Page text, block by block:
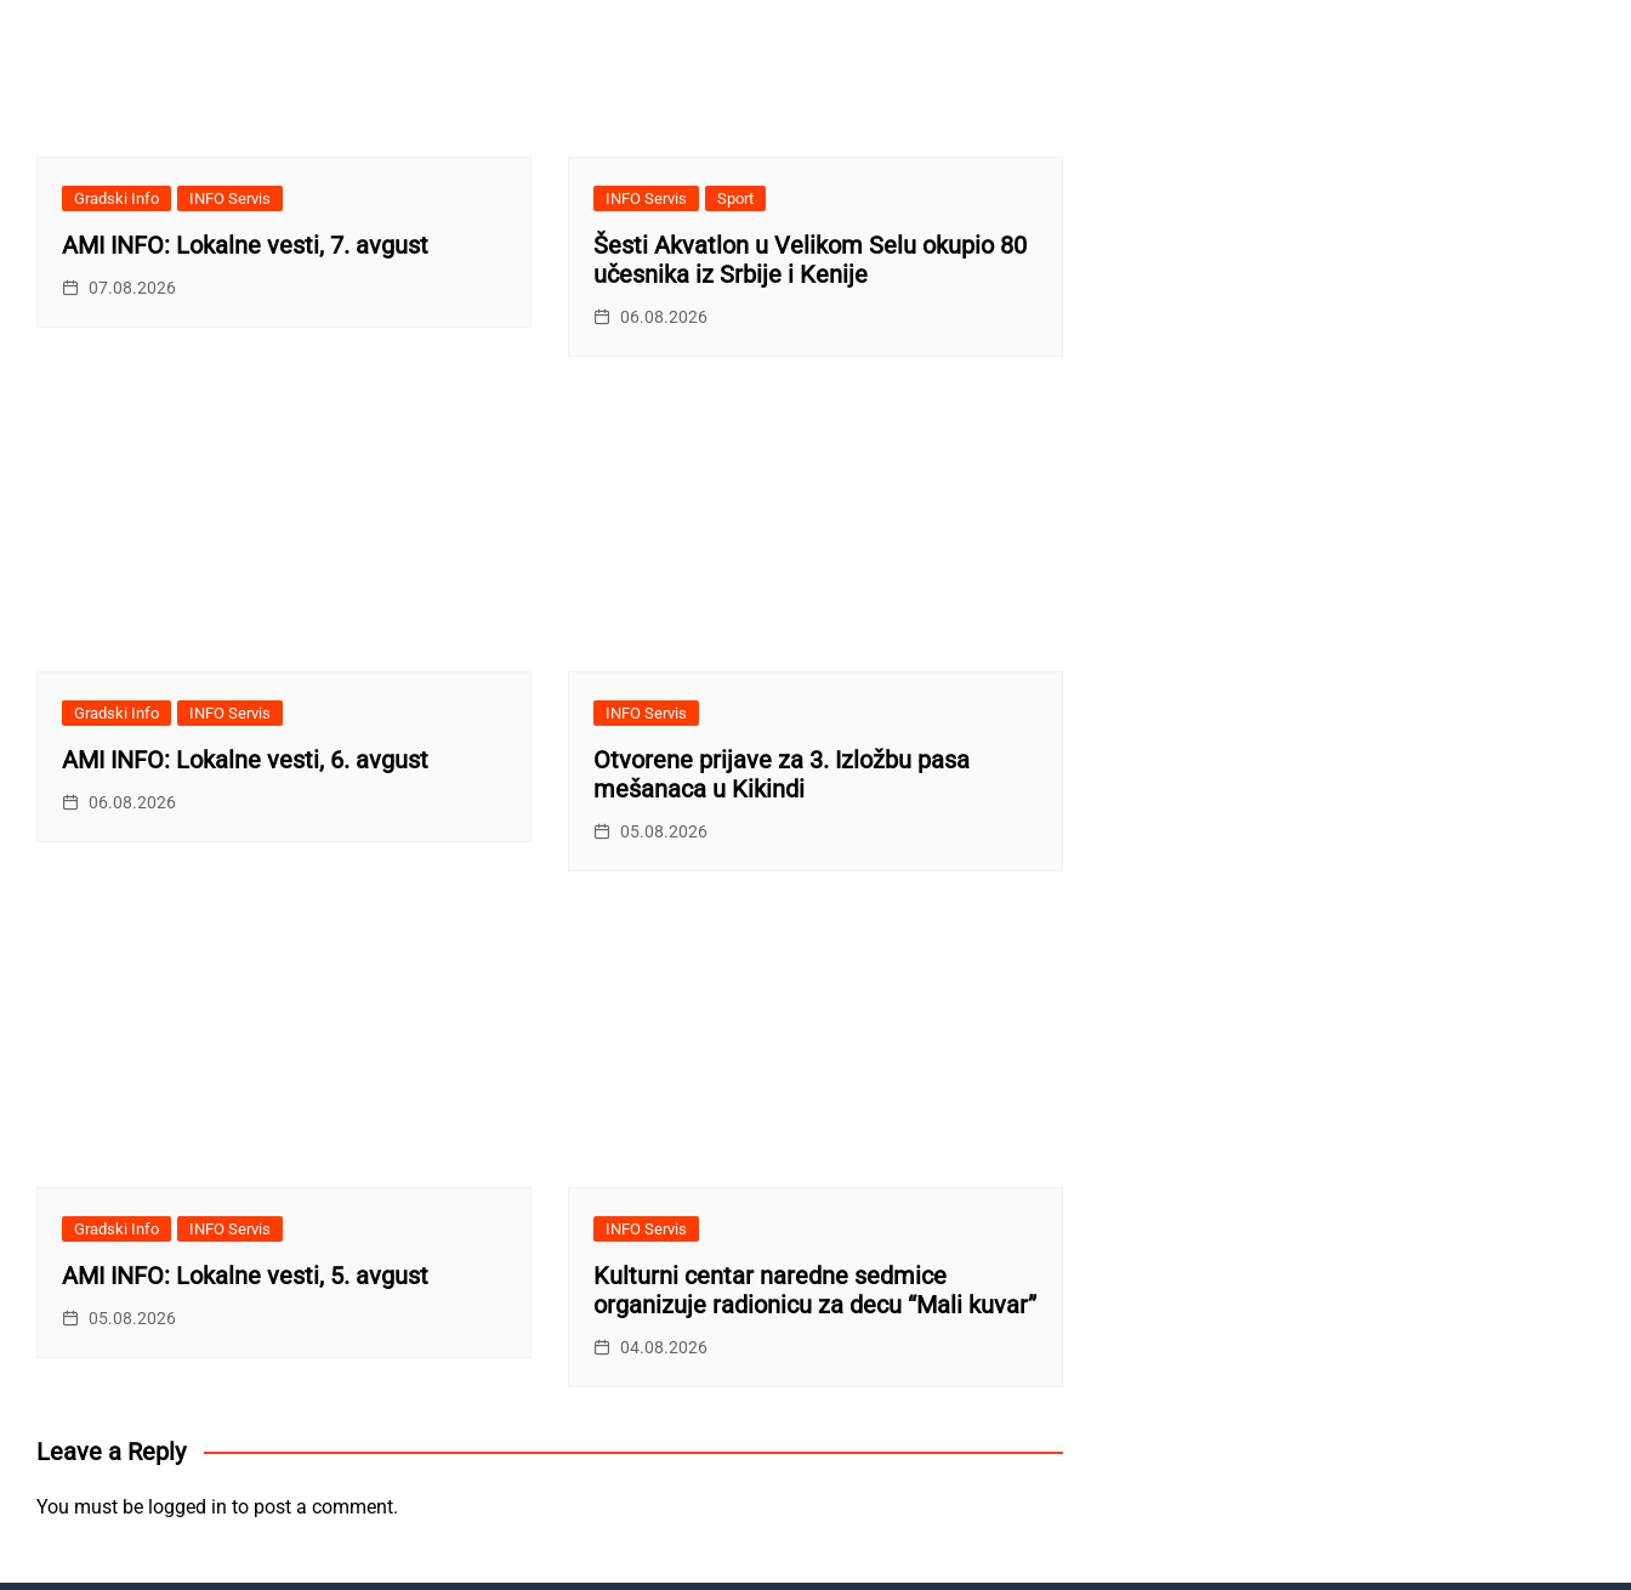
Gradski Info INFO Servis
AMI INFO: Lokalne vesti, 7. avgust
07.08.2026
INFO Servis Sport
Šesti Akvatlon u Velikom Selu okupio 80
učesnika iz Srbije i Kenije
06.08.2026
Gradski Info INFO Servis
AMI INFO: Lokalne vesti, 6. avgust
06.08.2026
INFO Servis
Otvorene prijave za 3. Izložbu pasa
mešanaca u Kikindi
05.08.2026
Gradski Info INFO Servis
AMI INFO: Lokalne vesti, 5. avgust
05.08.2026
INFO Servis
Kulturni centar naredne sedmice
organizuje radionicu za decu “Mali kuvar”
04.08.2026
Leave a Reply
You must be logged in to post a comment.